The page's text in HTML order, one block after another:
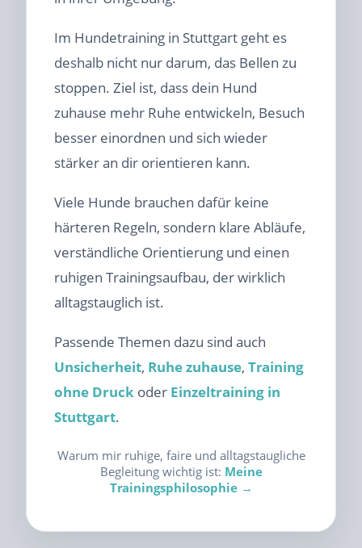
Im Hundetraining in Stuttgart geht es
deshalb nicht nur darum, das Bellen zu
stoppen. Ziel ist, dass dein Hund
zuhause mehr Ruhe entwickeln, Besuch
besser einordnen und sich wieder
stärker an dir orientieren kann.
Viele Hunde brauchen dafür keine
härteren Regeln, sondern klare Abläufe,
verständliche Orientierung und einen
ruhigen Trainingsaufbau, der wirklich
alltagstauglich ist.
Passende Themen dazu sind auch
Unsicherheit, Ruhe zuhause, Training
ohne Druck oder Einzeltraining in
Stuttgart.
Warum mir ruhige, faire und alltagstaugliche
Begleitung wichtig ist: Meine
Trainingsphilosophie →